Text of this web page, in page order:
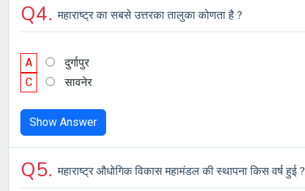
Q4.महाराष्ट्र का सबसे उत्तरका तालुका कोणता है ?
A दुर्गापुर
C
सावनेर
Show Answer
Q5.महाराष्ट्र औधोगिक विकास महामंडल की स्थापना किस वर्ष हुई ?